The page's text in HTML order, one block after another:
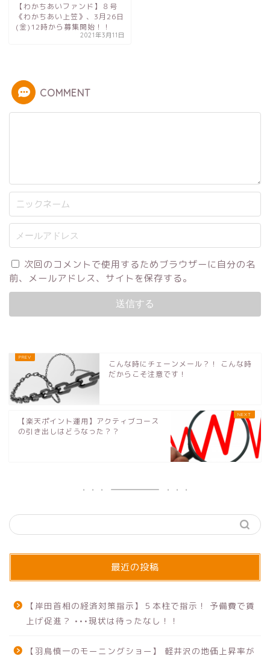
【わかちあいファンド】８号
《わかちあい上笠》、3月26日
(金)12時から募集開始！！
2021年3月11日
COMMENT
次回のコメントで使用するためブラウザーに自分の名
前、メールアドレス、サイトを保存する。
こんな時にチェーンメール？！ こんな時
だからこそ注意です！
【楽天ポイント運用】アクティブコース
の引き出しはどうなった？？
最近の投稿
【岸田首相の経済対策指示】５本柱で指示！ 予備費で賃
上げ促進？ •••現状は待ったなし！！
【羽鳥慎一のモーニングショー】 軽井沢の地価上昇率が